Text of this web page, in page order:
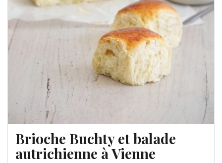
Brioche Buchty et balade
autrichienne à Vienne